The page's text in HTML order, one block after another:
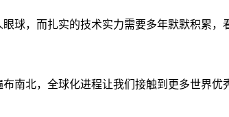
球，而扎实的技术实力需要多年默默积累，
南北，全球化进程让我们接触到更多世界优